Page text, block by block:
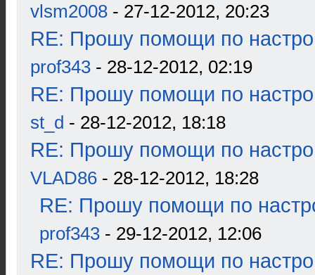
vlsm2008 - 27-12-2012, 20:23
RE: Прошу помощи по
prof343 - 28-12-2012, 02:19
RE: Прошу помощи по
st_d - 28-12-2012, 18:18
RE: Прошу помощи по
VLAD86 - 28-12-2012, 18:28
RE: Прошу помощи по
prof343 - 29-12-2012, 12:06
RE: Прошу помощи по